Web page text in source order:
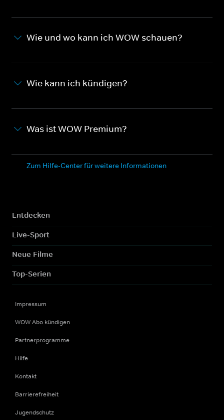
Wie und wo kann ich WOW schauen?
Wie kann ich kündigen?
Was ist WOW Premium?
Zum Hilfe-Center für weitere Informationen
Entdecken
Live-Sport
Neue Filme
Top-Serien
Impressum
WOW Abo kündigen
Partnerprogramme
Hilfe
Kontakt
Barrierefreiheit
Jugendschutz